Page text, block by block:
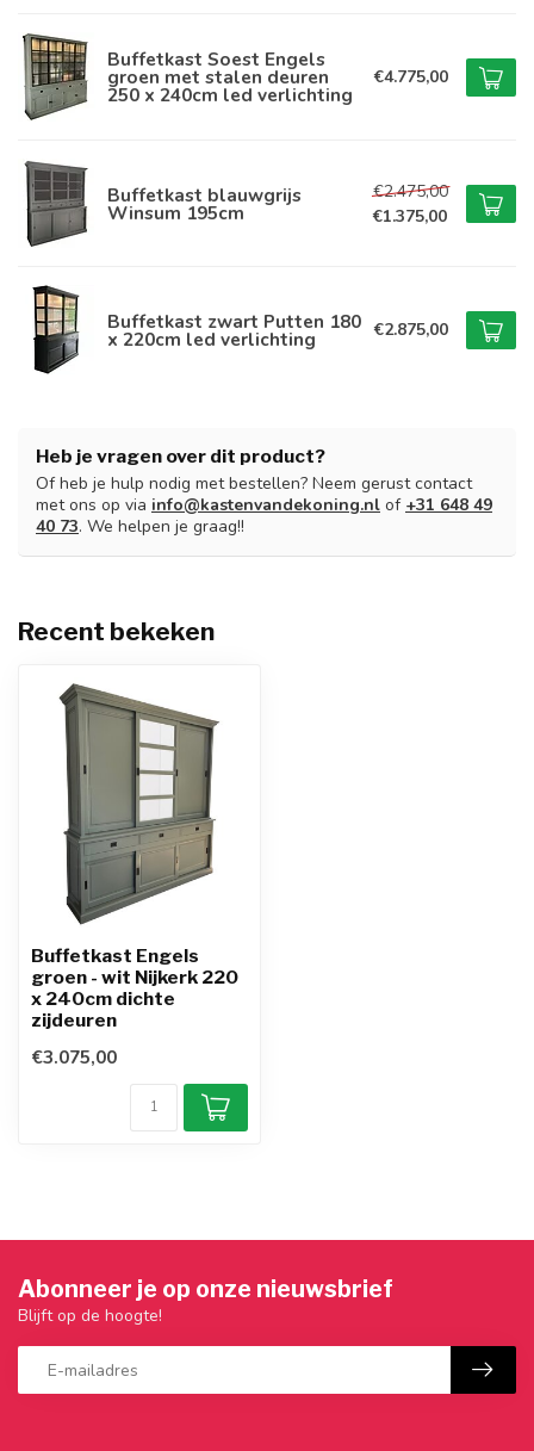
Buffetkast Soest Engels
groen met stalen deuren
250 x 240cm led verlichting
€4.775,00
Buffetkast blauwgrijs
Winsum 195cm
€2.475,00
€1.375,00
Buffetkast zwart Putten 180
x 220cm led verlichting €2.875,00
Heb je vragen over dit product?
Of heb je hulp nodig met bestellen? Neem gerust contact
met ons op via info@kastenvandekoning.nl of +31 648 49
40 73. We helpen je graag!!
Recent bekeken
Buffetkast Engels
groen - wit Nijkerk 220
x 240cm dichte
zijdeuren
€3.075,00
Abonneer je op onze nieuwsbrief
Blijft op de hoogte!